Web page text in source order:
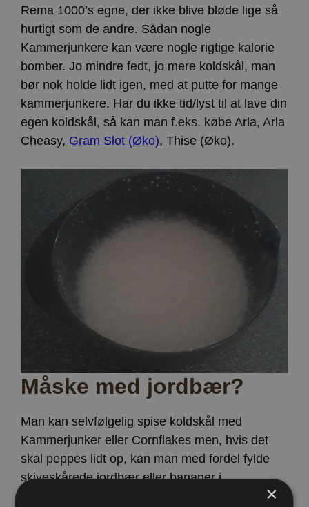
Rema 1000’s egne, der ikke blive bløde lige så
hurtigt som de andre. Sådan nogle
Kammerjunkere kan være nogle rigtige kalorie
bomber. Jo mindre fedt, jo mere koldskål, man
bør nok holde lidt igen, med at putte for mange
kammerjunkere. Har du ikke tid/lyst til at lave din
egen koldskål, så kan man f.eks. købe Arla, Arla
Cheasy, Gram Slot (Øko), Thise (Øko).
Måske med jordbær?
Man kan selvfølgelig spise koldskål med
Kammerjunker eller Cornflakes men, hvis det
skal peppes lidt op, kan man med fordel fylde
skiveskårede jordbær eller bananer i,
umiddelbart før servering. Så bliver det ekstra×